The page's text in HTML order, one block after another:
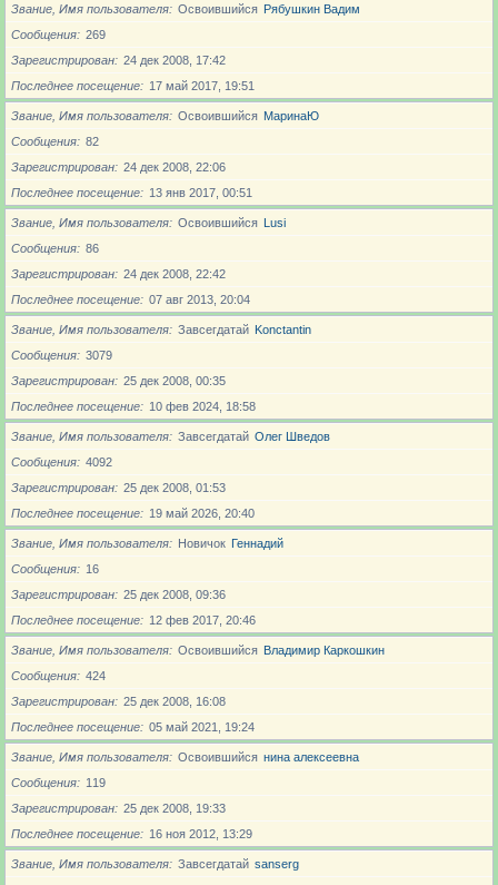
Звание, Имя пользователя Освоившийся Рябушкин Вадим
Сообщения
269
Зарегистрирован
24 дек 2008, 17:42
Последнее посещение
17 май 2017, 19:51
Звание, Имя пользователя Освоившийся МаринаЮ
Сообщения
82
Зарегистрирован
24 дек 2008, 22:06
Последнее посещение
13 янв 2017, 00:51
Звание, Имя пользователя Освоившийся Lusi
Сообщения
86
Зарегистрирован
24 дек 2008, 22:42
Последнее посещение
07 авг 2013, 20:04
Звание, Имя пользователя Завсегдатай Konctantin
Сообщения
3079
Зарегистрирован
25 дек 2008, 00:35
Последнее посещение
10 фев 2024, 18:58
Звание, Имя пользователя Завсегдатай Олег Шведов
Сообщения
4092
Зарегистрирован
25 дек 2008, 01:53
Последнее посещение
19 май 2026, 20:40
Звание, Имя пользователя Новичoк Геннадий
Сообщения
16
Зарегистрирован
25 дек 2008, 09:36
Последнее посещение
12 фев 2017, 20:46
Звание, Имя пользователя Освоившийся Владимир Каркошкин
Сообщения
424
Зарегистрирован
25 дек 2008, 16:08
Последнее посещение
05 май 2021, 19:24
Звание, Имя пользователя Освоившийся нина алексеевна
Сообщения
119
Зарегистрирован
25 дек 2008, 19:33
Последнее посещение
16 ноя 2012, 13:29
Звание, Имя пользователя Завсегдатай sanserg